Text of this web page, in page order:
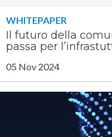
WHITEPAPER
Il futuro della
passa per
05 Nov 2024